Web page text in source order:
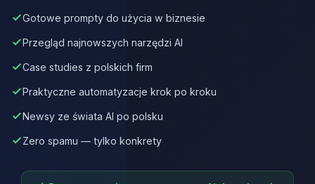
Gotowe prompty do użycia w biznesie
Przegląd najnowszych narzędzi AI
Case studies z polskich firm
Praktyczne automatyzacje krok po kroku
Newsy ze świata AI po polsku
Zero spamu — tylko konkrety